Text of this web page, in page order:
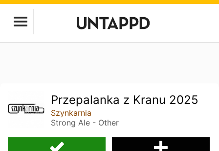
Przepalanka z Kranu 2025
Szynkarnia
Strong Ale - Other